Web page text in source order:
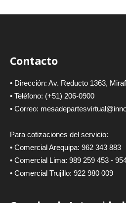
Contacto
• Dirección: Av. Reducto 1363,
• Teléfono: (+51) 206-0900
• Correo:
Para cotizaciones del servicio:
• Comercial Arequipa: 962 343 883
• Comercial Lima: 989 259 453 -
• Comercial Trujillo: 922 980 009